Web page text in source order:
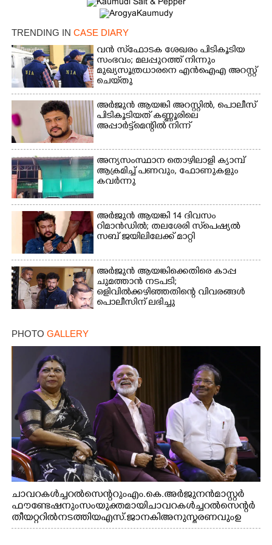
TRENDING IN CASE DIARY
വൻ സ്‌ഫോടക ശേഖരം പിടികൂടിയ
സംഭവം; മലപ്പുറത്ത് നിന്നും
മുഖ്യസൂത്രധാരനെ എൻഐഎ അറസ്റ്റ്
ചെയ്‌തു
അർജുൻ ആയങ്കി അറസ്റ്റിൽ, പൊലീസ്
പിടികൂടിയത് കണ്ണൂരിലെ
അപ്പാർട്ട്‌മെന്റിൽ നിന്ന്
അന്യസംസ്ഥാന തൊഴിലാളി ക്യാമ്പ്
ആക്രമിച്ച് പണവും, ഫോണുകളും
കവർന്നു
അർജുൻ ആയങ്കി 14 ദിവസം
റിമാൻഡിൽ; തലശേരി സ്‌പെഷ്യൽ
സബ് ജയിലിലേക്ക് മാറ്റി
അർജുൻ ആയങ്കിക്കെതിരെ കാപ്പ
ചുമത്താൻ നടപടി;
ഒളിവിൽക്കഴി‌ഞ്ഞതിന്റെ വിവരങ്ങൾ
പൊലീസിന് ലഭിച്ചു
PHOTO GALLERY
ചാവറ കൾച്ചറൽ സെന്ററും എം.കെ. അർജുനൻ മാസ്റ്റർ
ഫൗണ്ടേഷനും സംയുക്തമായി ചാവറ കൾച്ചറൽ സെന്റർ
തീയറ്ററിൽ നടത്തിയ എസ്. ജാനകി അനുസ്മരണവും ഉ
ദ്ഘാടനം ചെയ്യാനെത്തിയ സംഗീത സംവിധായകൻ ജെറി